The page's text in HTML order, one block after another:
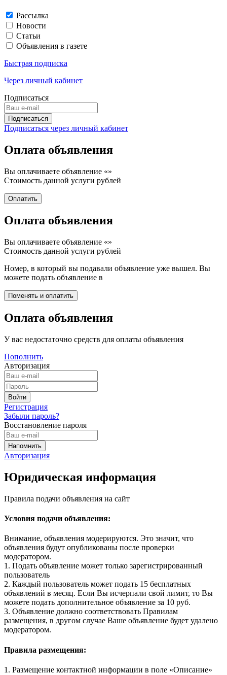
Рассылка
Новости
Статьи
Объявления в газете
Быстрая подписка
Через личный кабинет
Подписаться
Подписаться через личный кабинет
Оплата объявления
Вы оплачиваете объявление «»
Стоимость данной услуги рублей
Оплата объявления
Вы оплачиваете объявление «»
Стоимость данной услуги рублей
Номер, в который вы подавали объявление уже вышел. Вы
можете подать объявление в
Оплата объявления
У вас недостаточно средств для оплаты объявления
Пополнить
Авторизация
Регистрация
Забыли пароль?
Восстановление пароля
Авторизация
Юридическая информация
Правила подачи объявления на сайт
Условия подачи объявления:
Внимание, объявления модерируются. Это значит, что
объявления будут опубликованы после проверки
модератором.
1. Подать объявление может только зарегистрированный
пользователь
2. Каждый пользователь может подать 15 бесплатных
объявлений в месяц. Если Вы исчерпали свой лимит, то Вы
можете подать дополнительное объявление за 10 руб.
3. Объявление должно соответствовать Правилам
размещения, в другом случае Ваше объявление будет удалено
модератором.
Правила размещения:
1. Размещение контактной информации в поле «Описание»